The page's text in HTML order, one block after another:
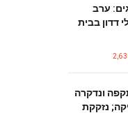
ערב
דדון בבית
ונדקרה
נזקקת